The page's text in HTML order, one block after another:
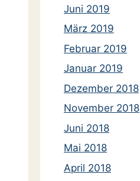
Juni 2019
März 2019
Februar 2019
Januar 2019
Dezember 2018
November 2018
Juni 2018
Mai 2018
April 2018